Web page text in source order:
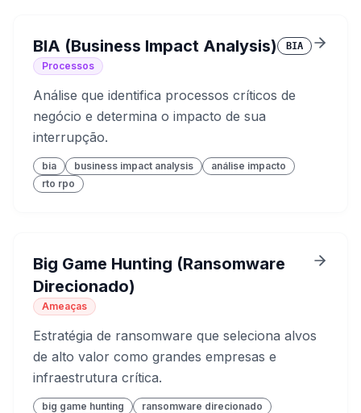
BIA (Business Impact Analysis) BIA
Processos
Análise que identifica processos críticos de
negócio e determina o impacto de sua
interrupção.
bia business impact analysis
análise impacto
rto rpo
Big Game Hunting (Ransomware
Direcionado)
Ameaças
Estratégia de ransomware que seleciona alvos
de alto valor como grandes empresas e
infraestrutura crítica.
big game hunting
ransomware direcionado